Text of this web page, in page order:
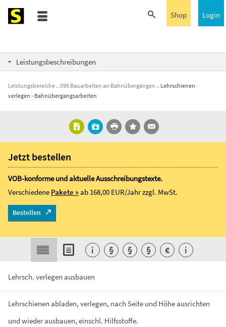
Login
Shop
Leistungsbeschreibungen
Leistungsbereiche 096 Bauarbeiten an Bahnübergängen
Lehrschienen
verlegen - Bahnübergangsarbeiten
Lehrsch. verlegen ausbauen
Lehrschienen abladen, verlegen, nach Seite und Höheausrichten
und wiederausbauen, einschl. Hilfsstoffe.
Jetzt bestellen
VOB-konforme und aktuelle Ausschreibungstexte.
Verschiedene Pakete »ab 168,00 EUR/Jahrzzgl. MwSt.
Bestellen
i § § § € i